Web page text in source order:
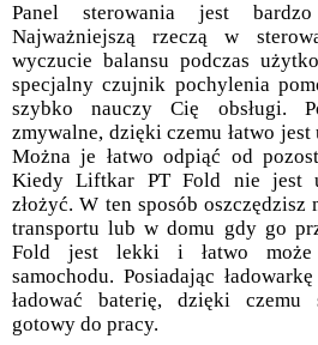
Panel sterowania jest
Najważniejszą rzeczą w
wyczucie balansu podczas
specjalny czujnik pochylenia
szybko nauczy Cię obsługi.
zmywalne, dzięki czemu łatwo
Można je łatwo odpiąć od
Kiedy Liftkar PT Fold nie jest
złożyć. W ten sposób oszczędzisz
transportu lub w domu gdy go
Fold jest lekki i łatwo może
samochodu. Posiadając
ładować baterię, dzięki czemu
gotowy do pracy.